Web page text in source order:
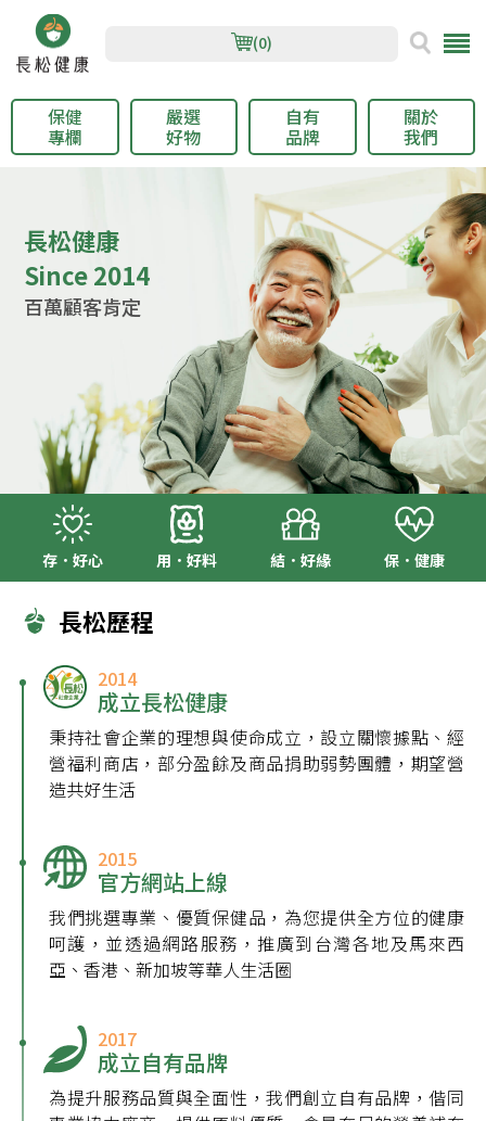
(0)
保健
專欄
嚴選
好物
自有
品牌
關於
我們
長松健康
Since 2014
百萬顧客肯定
存．好心 用．好料 結．好緣 保．健康
長松歷程
2014
成立長松健康
秉持社會企業的理想與使命成立，設立關懷據點、經
營福利商店，部分盈餘及商品捐助弱勢團體，期望營
造共好生活
2015
官方網站上線
我們挑選專業、優質保健品，為您提供全方位的健康
呵護，並透過網路服務，推廣到台灣各地及馬來西
亞、香港、新加坡等華人生活圈
2017
成立自有品牌
為提升服務品質與全面性，我們創立自有品牌，偕同